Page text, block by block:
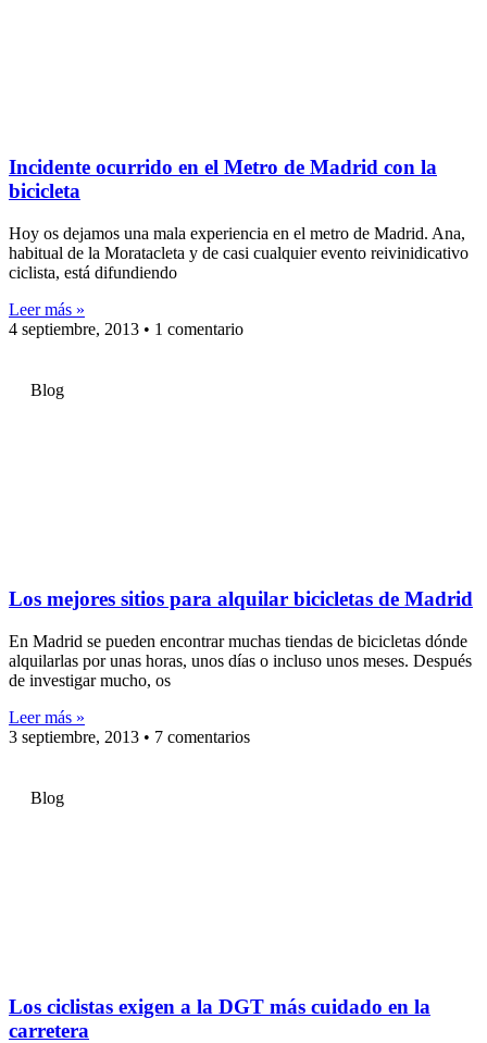
Incidente ocurrido en el Metro de Madrid con la
bicicleta
Hoy os dejamos una mala experiencia en el metro de Madrid. Ana,
habitual de la Moratacleta y de casi cualquier evento reivinidicativo
ciclista, está difundiendo
Leer más »
4 septiembre, 2013
1 comentario
Blog
Los mejores sitios para alquilar bicicletas de Madrid
En Madrid se pueden encontrar muchas tiendas de bicicletas dónde
alquilarlas por unas horas, unos días o incluso unos meses. Después
de investigar mucho, os
Leer más »
3 septiembre, 2013
7 comentarios
Blog
Los ciclistas exigen a la DGT más cuidado en la
carretera